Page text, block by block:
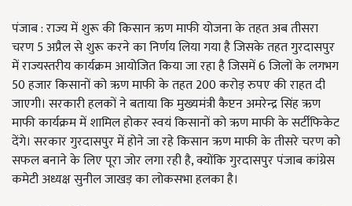
पंजाब : राज्य में शुरू की किसान ऋण माफी योजना के तहत अब तीसरा
चरण 5 अप्रैल से शुरू करने का निर्णय लिया गया है जिसके तहत गुरदासपुर
में राज्यस्तरीय कार्यक्रम आयोजित किया जा रहा है जिसमें 6 जिलों के लगभग
50 हजार किसानों को ऋण माफी के तहत 200 करोड़ रुपए की राहत दी
जाएगी। सरकारी हलकों ने बताया कि मुख्यमंत्री कैप्टन अमरेन्द्र सिंह ऋण
माफी कार्यक्रम में शामिल होकर स्वयं किसानों को ऋण माफी के सर्टीफिकेट
देंगे। सरकार गुरदासपुर में होने जा रहे किसान ऋण माफी के तीसरे चरण को
सफल बनाने के लिए पूरा जोर लगा रही है, क्योंकि गुरदासपुर पंजाब कांग्रेस
कमेटी अध्यक्ष सुनील जाखड़ का लोकसभा हलका है।